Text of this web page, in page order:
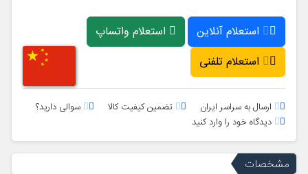
استعلام آنلاین
استعلام واتساپ
استعلام تلفنی
ارسال به سراسر ایران تضمین کیفیت کالا
سوالی دارید؟
دیدگاه خود را وارد کنید
مشخصات